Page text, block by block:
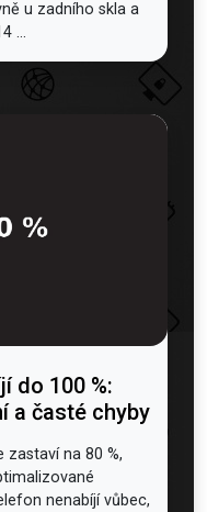
u zadního skla a
...
do 100 %:
a časté chyby
zastaví na 80 %,
nenabíjí vůbec,